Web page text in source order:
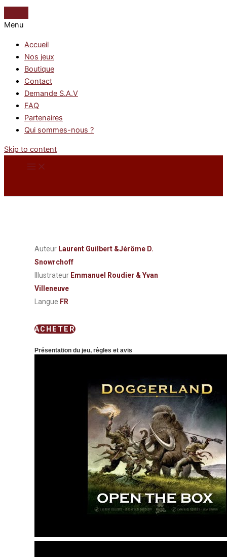
Menu
Accueil
Nos jeux
Boutique
Contact
Demande S.A.V
FAQ
Partenaires
Qui sommes-nous ?
Skip to content
Auteur Laurent Guilbert &Jérôme D.
Snowrchoff
Illustrateur Emmanuel Roudier & Yvan
Villeneuve
Langue FR
ACHETER
Présentation du jeu, règles et avis